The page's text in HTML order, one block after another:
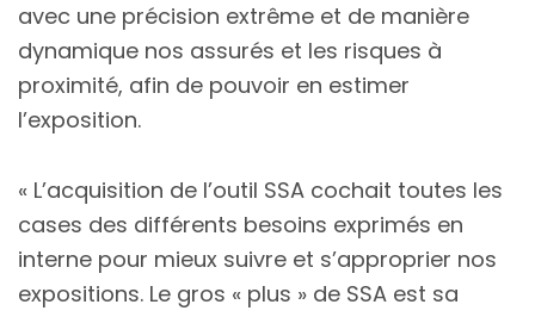
avec une précision extrême et de manière
dynamique nos assurés et les risques à
proximité, afin de pouvoir en estimer
l’exposition.
« L’acquisition de l’outil SSA cochait toutes les
cases des différents besoins exprimés en
interne pour mieux suivre et s’approprier nos
expositions. Le gros « plus » de SSA est sa